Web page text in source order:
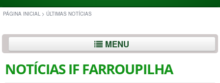
PÁGINA INICIAL > ÚLTIMAS NOTÍCIAS
MENU
NOTÍCIAS IF FARROUPILHA